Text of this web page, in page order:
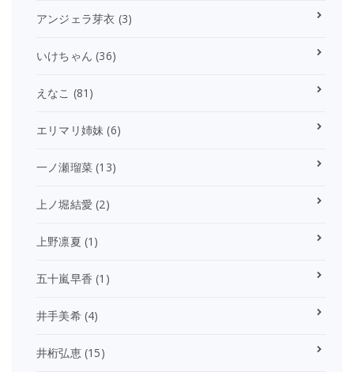
アンジェラ芽衣 (3)
いけちゃん (36)
えなこ (81)
エリマリ姉妹 (6)
一ノ瀬瑠菜 (13)
上ノ堀結愛 (2)
上野凛夏 (1)
五十嵐早香 (1)
井手美希(4)
井桁弘恵(15)